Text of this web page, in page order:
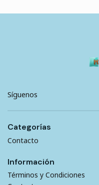
Síguenos
Categorías
Contacto
Información
Términos y Condiciones